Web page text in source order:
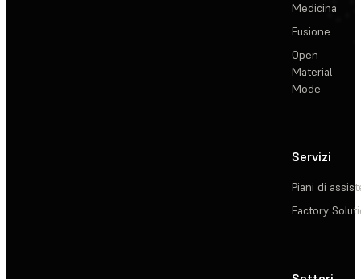
Medicina
Fusione
Open
Material
Mode
Servizi
Piani di
Factory